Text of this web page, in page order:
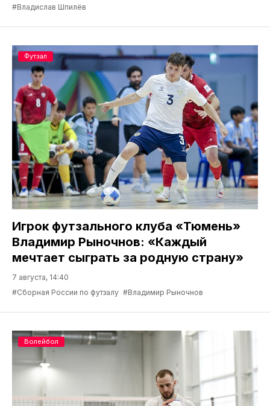
#Владислав Шпилёв
Игрок футзального клуба «Тюмень»
Владимир Рыночнов: «Каждый
мечтает сыграть за родную страну»
7 августа, 14:40
#Сборная России по футзалу #Владимир Рыночнов
Футзал
Волейбол